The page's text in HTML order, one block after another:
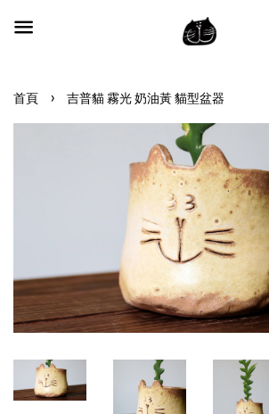
首頁 › 吉普貓 霧光 奶油黃 貓型盆器